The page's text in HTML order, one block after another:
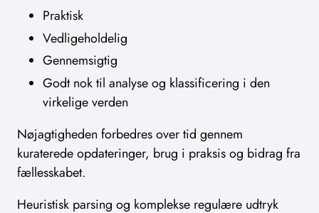
Praktisk
Vedligeholdelig
Gennemsigtig
Godt nok til analyse og klassificering i den
virkelige verden
Nøjagtigheden forbedres over tid gennem
kuraterede opdateringer, brug i praksis og bidrag fra
fællesskabet.
Heuristisk parsing og komplekse regulære udtryk